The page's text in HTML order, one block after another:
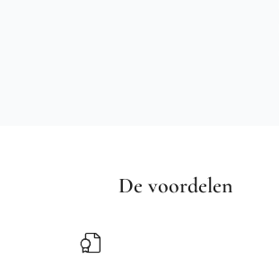
De voordelen